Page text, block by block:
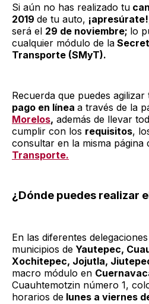
Si aún no has realizado tu
2019 de tu auto,
será el 29 de noviembre; lo
cualquier módulo de la
Transporte (SMyT).
Recuerda que puedes
pago en línea a través de la
Morelos, además de llevar
cumplir con los requisitos,
consultar en la misma página
Transporte.
¿Dónde puedes realizar
En las diferentes
municipios de Yautepec,
Xochitepec, Jojutla,
macro módulo en
Cuauhtemotzin número 1,
horarios de lunes a viernes